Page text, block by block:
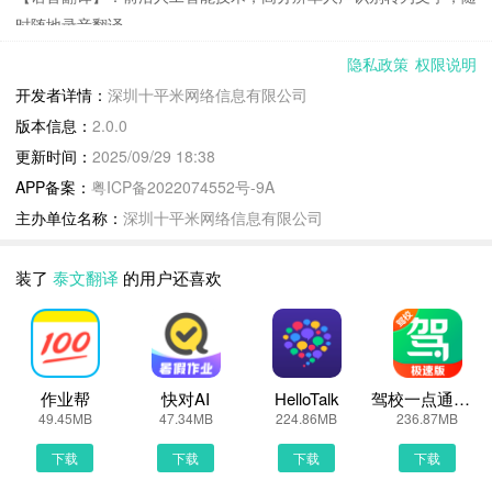
时随地录音翻译
跨语言专业文档，提升办公效率
【拍照翻译】：配备摄像头拍照翻译功能，无需手动输入便可快速将
中文翻译为泰语
【翻译回溯】：翻译收藏语音播放，单词生词、经典名句、旅游常用
语一键播放，边听边学泰语
泰文翻译更新说明：
泰文翻译全新上线，欢迎下载体验！
泰文翻译2.0.0 下载安装说明：
下载泰文翻译到手机上面的方法有很多。 安卓系统的手机可以在豌
豆荚或者PP助手等手机助手里面一键下载安装！也可以通过电脑端
用手机扫描泰文翻译下载的二维码获取下载链接！有手机端直接访问
隐私政策 权限说明
开发者详情： 深圳十平米网络信息有限公司
版本信息： 2.0.0
更新时间： 2025/09/29 18:38
APP备案： 粤ICP备2022074552号-9A
主办单位名称： 深圳十平米网络信息有限公司
装了 泰文翻译 的用户还喜欢
作业帮
49.45MB
下载
快对AI
47.34MB
下载
HelloTalk
224.86MB
下载
驾校一点通极速版
236.87MB
下载